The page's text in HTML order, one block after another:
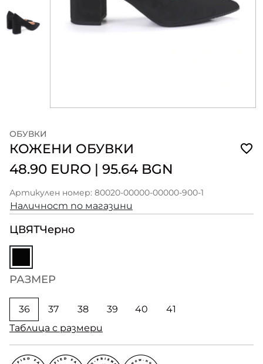
ОБУВКИ
КОЖЕНИ ОБУВКИ
48.90 EURO | 95.64 BGN
Артикулен номер: 80020-00000-00000-900-1
Наличност по магазини
ЦВЯТЧерно
РАЗМЕР
36 37 38 39 40
41
Таблица с размери